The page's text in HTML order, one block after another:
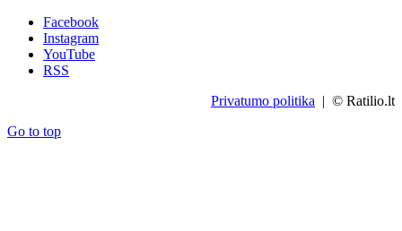
Facebook
Instagram
YouTube
RSS
Privatumo politika | © Ratilio.lt
Go to top